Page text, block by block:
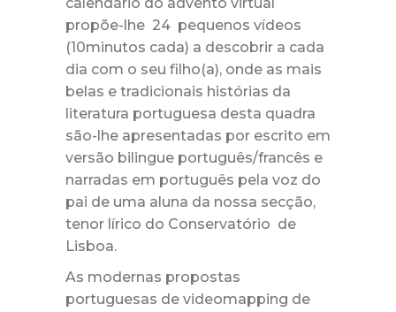
propõe-lhe 24 pequenos vídeos
(10minutos cada) a descobrir a cada
dia com o seu filho(a), onde as mais
belas e tradicionais histórias da
literatura portuguesa desta quadra
são-lhe apresentadas por escrito em
versão bilingue português/francês e
narradas em português pela voz do
pai de uma aluna da nossa secção,
tenor lírico do Conservatório de
Lisboa.
As modernas propostas
portuguesas de videomapping de